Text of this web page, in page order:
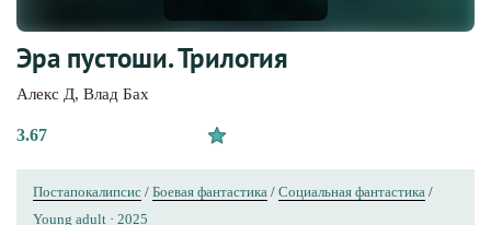
Эра пустоши. Трилогия
Алекс Д, Влад Бах
3.67
Постапокалипсис / Боевая фантастика / Социальная фантастика /
Young adult · 2025